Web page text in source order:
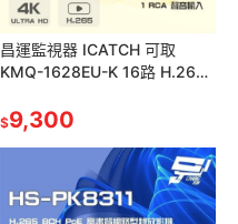
昌運監視器 ICATCH 可取
KMQ-1628EU-K 16路 H.265
$9,300